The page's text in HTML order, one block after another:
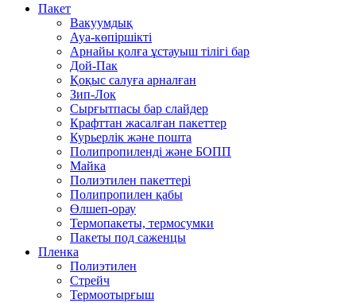
Пакет
Вакуумдық
Ауа-көпіршікті
Арнайы қолға ұстауыш тілігі бар
Дой-Пак
Қоқыс салуға арналған
Зип-Лок
Сырғытпасы бар слайдер
Крафттан жасалған пакеттер
Курьерлік және пошта
Полипропиленді және БОПП
Майка
Полиэтилен пакеттері
Полипропилен қабы
Өлшеп-орау
Термопакеты, термосумки
Пакеты под саженцы
Пленка
Полиэтилен
Стрейч
Термоотырғыш